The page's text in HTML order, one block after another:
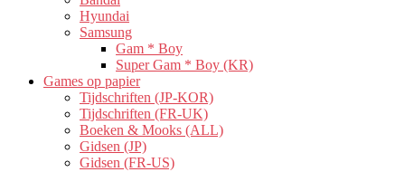
Hyundai
Samsung
Gam * Boy
Super Gam * Boy (KR)
Games op papier
Tijdschriften (JP-KOR)
Tijdschriften (FR-UK)
Boeken & Mooks (ALL)
Gidsen (JP)
Gidsen (FR-US)